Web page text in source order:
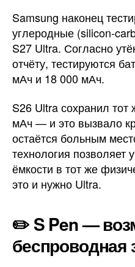
Samsung наконец
углеродные (silicon-
S27 Ultra. Согласно
отчёту, тестируются
мАч и 18 000 мАч.
S26 Ultra сохранил тот
мАч — и это вызвало
остаётся больным
технология позволяет
ёмкости в тот же
это и нужно Ultra.
✏️ S Pen —
беспроводная